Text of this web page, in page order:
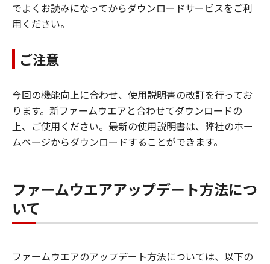
でよくお読みになってからダウンロードサービスをご利
用ください。
ご注意
今回の機能向上に合わせ、使用説明書の改訂を行ってお
ります。新ファームウエアと合わせてダウンロードの
上、ご使用ください。最新の使用説明書は、弊社のホー
ムページからダウンロードすることができます。
ファームウエアアップデート方法につ
いて
ファームウエアのアップデート方法については、以下の